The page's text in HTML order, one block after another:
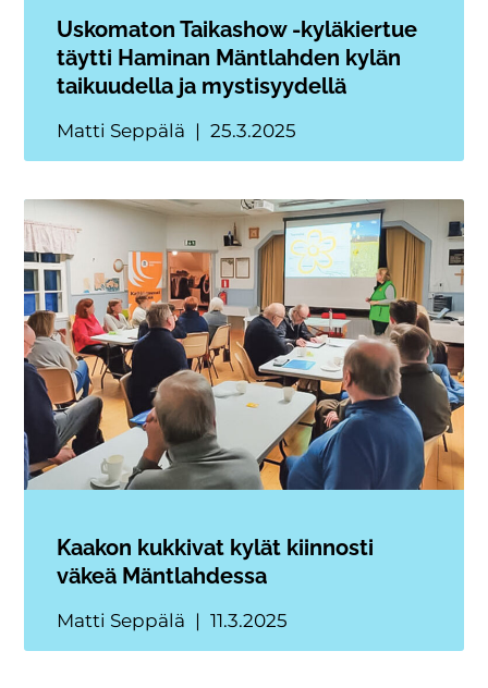
Uskomaton Taikashow -kyläkiertue
täytti Haminan Mäntlahden kylän
taikuudella ja mystisyydellä
Matti Seppälä 25.3.2025
Kaakon kukkivat kylät kiinnosti
väkeä Mäntlahdessa
Matti Seppälä 11.3.2025